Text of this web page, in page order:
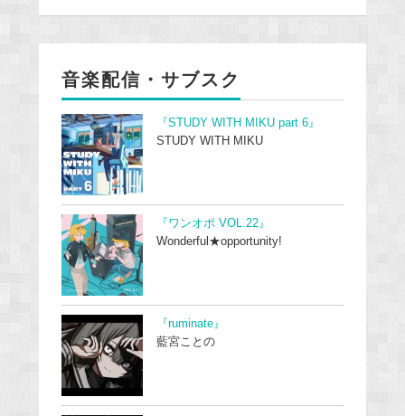
音楽配信・サブスク
『STUDY WITH MIKU part 6』
STUDY WITH MIKU
『ワンオポ VOL.22』
Wonderful★opportunity!
『ruminate』
藍宮ことの